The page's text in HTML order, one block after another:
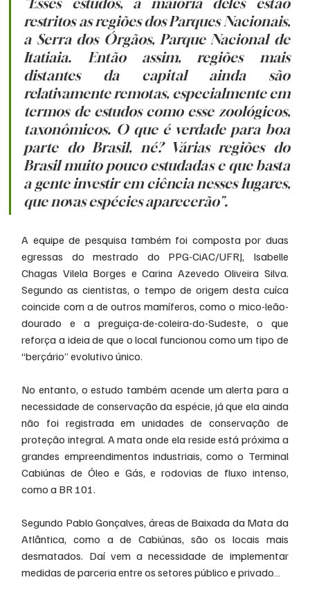
restritos as regiões dos Parques Nacionais,
a Serra dos Órgãos, Parque Nacional de
Itatiaia. Então assim, regiões mais
distantes da capital ainda são
relativamente remotas, especialmente em
termos de estudos como esse zoológicos,
taxonômicos. O que é verdade para boa
parte do Brasil, né? Várias regiões do
Brasil muito pouco estudadas e que basta
a gente investir em ciência nesses lugares,
que novas espécies aparecerão".
A equipe de pesquisa também foi composta por duas
egressas do mestrado do PPG-CiAC/UFRJ, Isabelle
Chagas Vilela Borges e Carina Azevedo Oliveira Silva.
Segundo as cientistas, o tempo de origem desta cuíca
coincide com a de outros mamíferos, como o mico-leão-
dourado e a preguiça-de-coleira-do-Sudeste, o que
reforça a ideia de que o local funcionou como um tipo de
“berçário” evolutivo único.
No entanto, o estudo também acende um alerta para a
necessidade de conservação da espécie, já que ela ainda
não foi registrada em unidades de conservação de
proteção integral. A mata onde ela reside está próxima a
grandes empreendimentos industriais, como o Terminal
Cabiúnas de Óleo e Gás, e rodovias de fluxo intenso,
como a BR 101.
Segundo Pablo Gonçalves, áreas de Baixada da Mata da
Atlântica, como a de Cabiúnas, são os locais mais
desmatados. Daí vem a necessidade de implementar
medidas de parceria entre os setores público e privado…